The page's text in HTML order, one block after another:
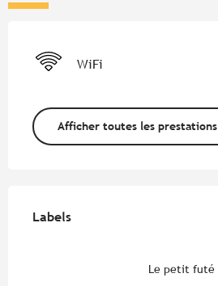
WiFi
Afficher toutes les prestations
Labels
Labels
Le petit futé